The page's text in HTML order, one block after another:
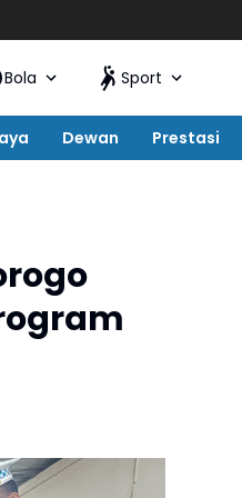
Bola Sport
Dewan Prestasi